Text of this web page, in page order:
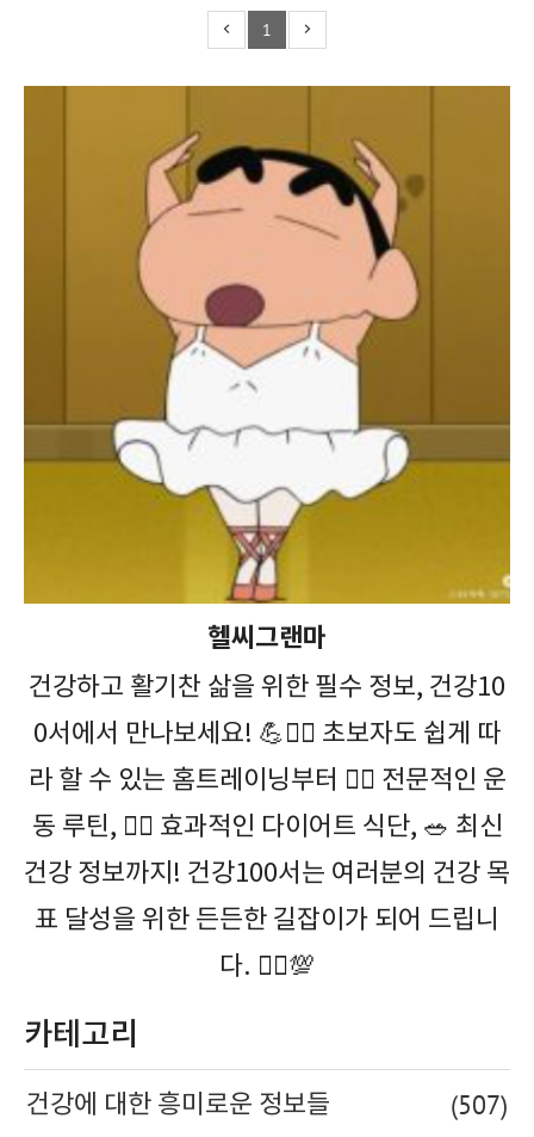
1
헬씨그랜마
건강하고 활기찬 삶을 위한 필수 정보, 건강10
0서에서 만나보세요! 💪🤸‍♀️ 초보자도 쉽게 따
라 할 수 있는 홈트레이닝부터 🏋️‍♀️ 전문적인 운
동 루틴, 🏃‍♂️ 효과적인 다이어트 식단, 🥗 최신
건강 정보까지! 건강100서는 여러분의 건강 목
표 달성을 위한 든든한 길잡이가 되어 드립니
다. 🚶‍♀️💯
카테고리
건강에 대한 흥미로운 정보들 (507)